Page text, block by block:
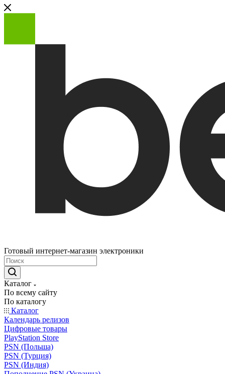
Готовый интернет-магазин электроники
Каталог
По всему сайту
По каталогу
Каталог
Календарь релизов
Цифровые товары
PlayStation Store
PSN (Польша)
PSN (Турция)
PSN (Индия)